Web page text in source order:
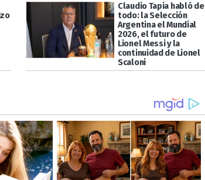
Claudio Tapia habló de
todo: la Selección
Argentina el Mundial
2026, el futuro de
Lionel Messi y la
continuidad de Lionel
Scaloni